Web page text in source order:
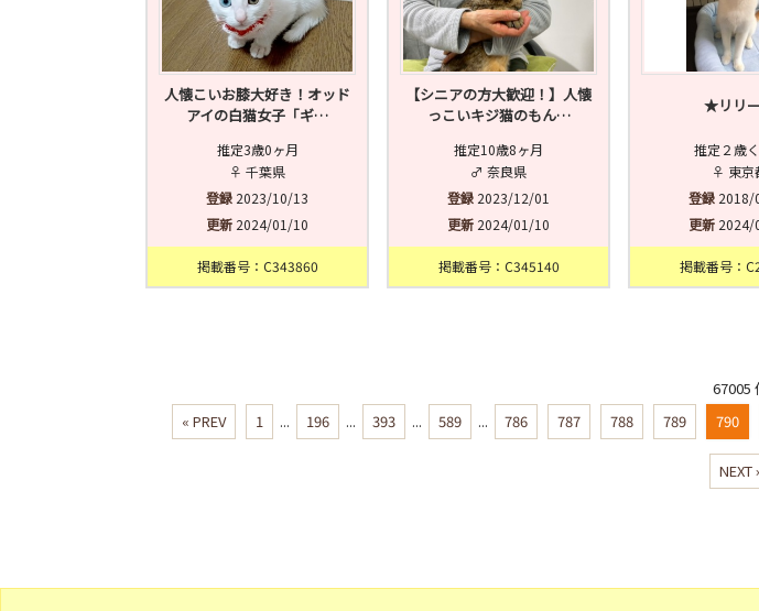
人懐こいお膝大好き！オッド
アイの白猫女子「ギ…
推定3歳0ヶ月
♀ 千葉県
登録 2023/10/13
更新 2024/01/10
掲載番号：C343860
【シニアの方大歓迎！】人懐
っこいキジ猫のもん…
推定10歳8ヶ月
♂ 奈良県
登録 2023/12/01
更新 2024/01/10
掲載番号：C345140
★リリ
推定２歳
♀ 東京
登録 2018/
更新 2024/
掲載番号：
67005
« PREV
1 ... 196 ... 393 ... 589 ... 786 787 788 789 790
NEXT